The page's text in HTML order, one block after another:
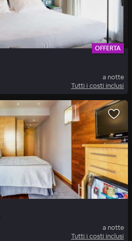
OFFERTA
a notte
Tutti i costi inclusi
a notte
Tutti i costi inclusi